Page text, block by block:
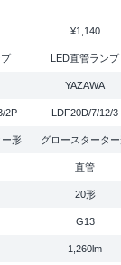
¥1,140
LED直管ランプ
YAZAWA
2P LDF20D/7/12/3
形 グロースタータ
直管
20形
G13
1,260lm